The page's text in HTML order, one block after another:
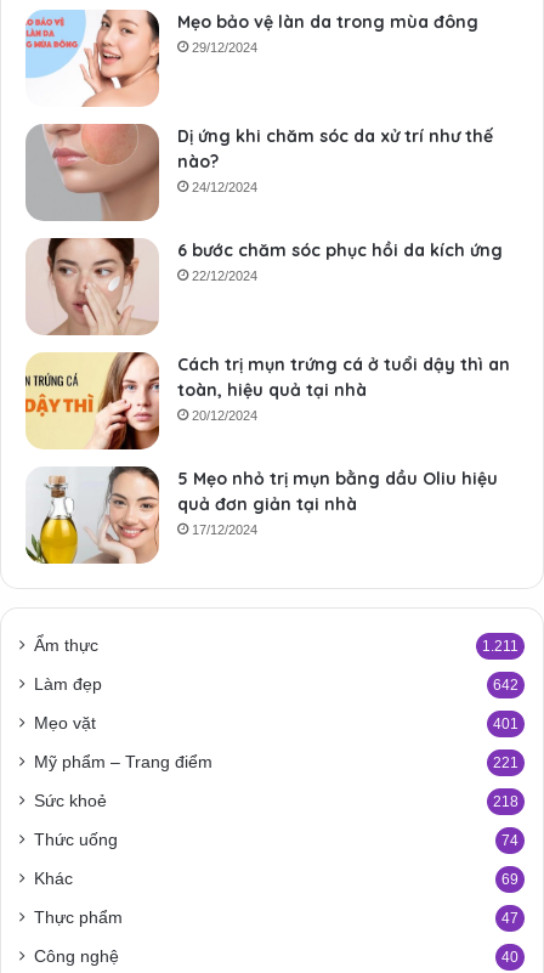
Mẹo bảo vệ làn da trong mùa đông
29/12/2024
Dị ứng khi chăm sóc da xử trí như thế
nào?
24/12/2024
6 bước chăm sóc phục hồi da kích ứng
22/12/2024
Cách trị mụn trứng cá ở tuổi dậy thì an
toàn, hiệu quả tại nhà
20/12/2024
5 Mẹo nhỏ trị mụn bằng dầu Oliu hiệu
quả đơn giản tại nhà
17/12/2024
Ẩm thực 1.211
Làm đẹp 642
Mẹo vặt 401
Mỹ phẩm – Trang điểm 221
Sức khoẻ 218
Thức uống 74
Khác 69
Thực phẩm 47
Công nghệ 40